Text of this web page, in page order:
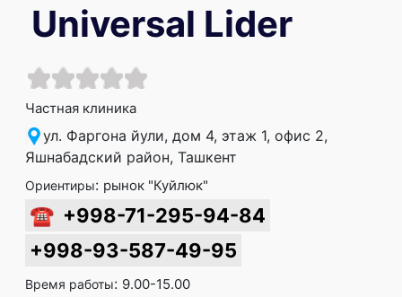
Universal Lider
Частная клиника
ул. Фаргона йули, дом 4, этаж 1, офис 2,
Яшнабадский район, Ташкент
Ориентиры: рынок "Куйлюк"
☎ +998-71-295-94-84
+998-93-587-49-95
Время работы: 9.00-15.00